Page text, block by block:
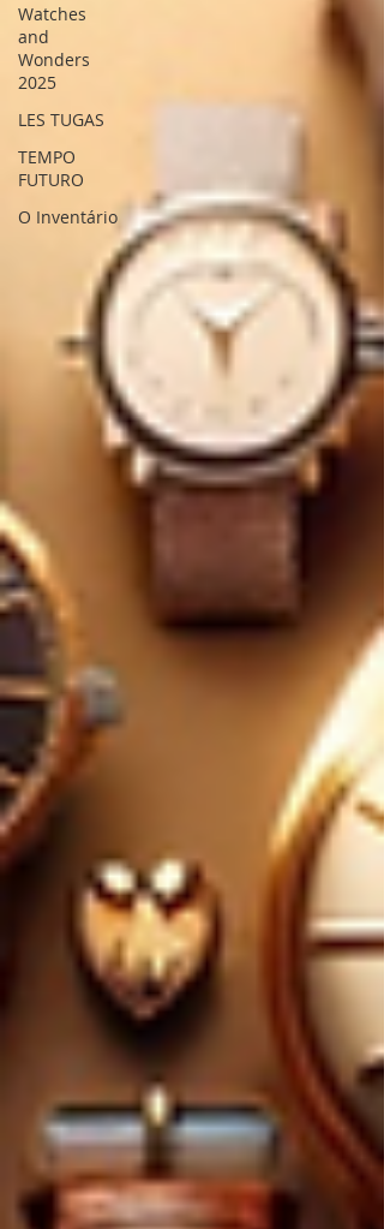
Watches
and
Wonders
2025
LES TUGAS
TEMPO
FUTURO
O Inventário